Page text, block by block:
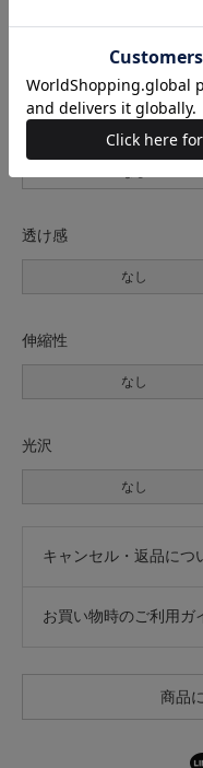
生地の厚さ
透け感
なし
伸縮性
なし
光沢
なし
キャンセル・返品につ
お買い物時のご利用ガ
商品